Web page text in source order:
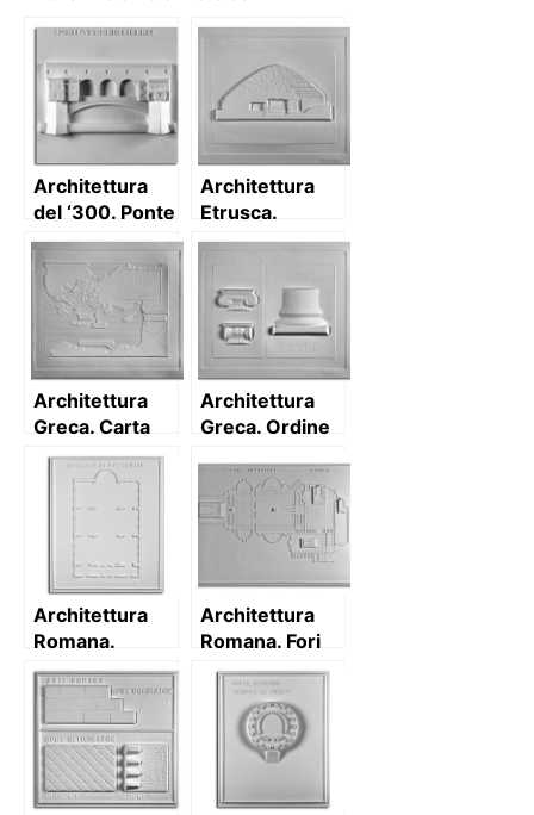
Architettura
del ‘300. Ponte
Vecchio
(Firenze):
prospetto con
descrizione
Architettura
Etrusca.
Tomba a
e sezioni
trasversale e
longitudinale.
Architettura
Greca. Carta
dei principali
centri di
cultura ellenica
Architettura
Greca. Ordine
Architettura
Romana.
Basilica di
Massenzio (IV
sec. d.C.):
pianta
Architettura
Romana. Fori
imperiali
(Roma): pianta